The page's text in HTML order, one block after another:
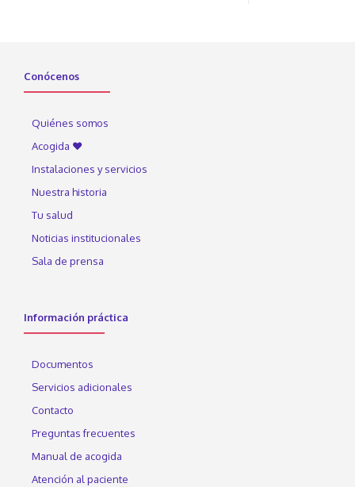
Conócenos
Quiénes somos
Acogida ♥
Instalaciones y servicios
Nuestra historia
Tu salud
Noticias institucionales
Sala de prensa
Información práctica
Documentos
Servicios adicionales
Contacto
Preguntas frecuentes
Manual de acogida
Atención al paciente